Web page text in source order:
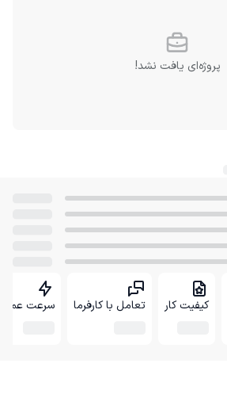
پروژه‌ای یافت نشد!
کیفیت کار تعامل با کارفرما سرعت عمل